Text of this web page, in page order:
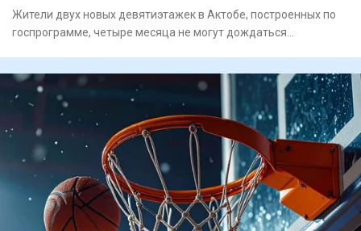
Жители двух новых девятиэтажек в Актобе, построенных по
госпрограмме, четыре месяца не могут дождаться